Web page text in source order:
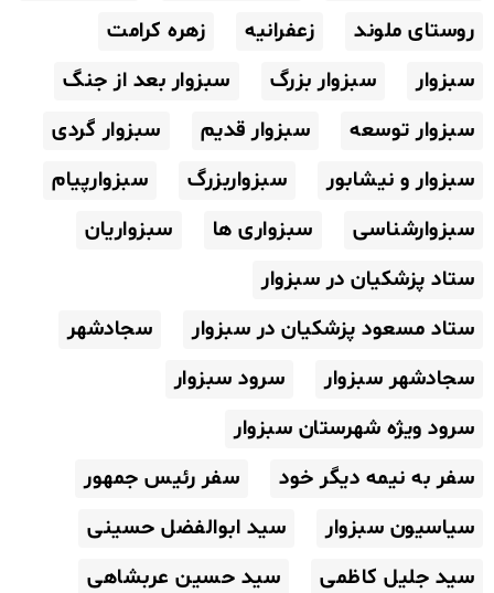
روستای ملوند زعفرانیه
زهره کرامت
سبزوار
سبزوار بزرگ
سبزوار بعد از جنگ
سبزوار توسعه
سبزوار قدیم
سبزوار گردی
سبزوار و نیشابور
سبزواربزرگ
سبزوارپیام
سبزوارشناسی
سبزواری ها
سبزواریان
ستاد پزشکیان در سبزوار
ستاد مسعود پزشکیان در سبزوار
سجادشهر
سجادشهر سبزوار
سرود سبزوار
سرود ویژه شهرستان سبزوار
سفر به نیمه دیگر خود
سفر رئیس جمهور
سیاسیون سبزوار
سید ابوالفضل حسینی
سید جلیل کاظمی
سید حسین عربشاهی